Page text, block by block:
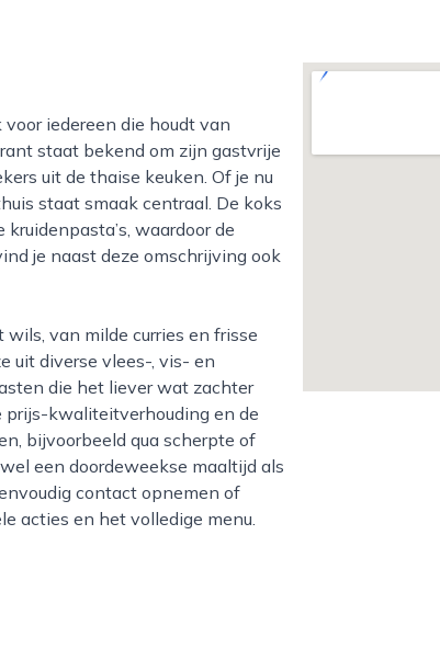
staat bekend om zijn gastvrije
uit de thaise keuken. Of je nu
staat smaak centraal. De koks
waardoor de
je naast deze omschrijving ook
uit diverse vlees-, vis- en
die het liever wat zachter
prijs-kwaliteitverhouding en de
bijvoorbeeld qua scherpte of
een doordeweekse maaltijd als
contact opnemen of
acties en het volledige menu.